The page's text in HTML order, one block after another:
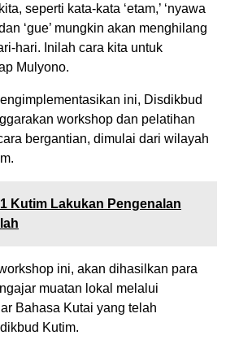
seperti kata-kata ‘etam,’ ‘nyawa
‘gue’ mungkin akan menghilang
hari. Inilah cara kita untuk
Mulyono.
ini, Disdikbud
workshop dan pelatihan
bergantian, dimulai dari wilayah
1 Kutim Lakukan Pengenalan
ini, akan dihasilkan para
muatan lokal melalui
Bahasa Kutai yang telah
Kutim.